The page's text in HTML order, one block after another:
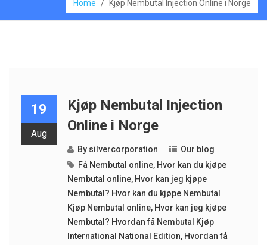
Home / Kjøp Nembutal Injection Online i Norge
19
Aug
Kjøp Nembutal Injection
Online i Norge
By silvercorporation
Our blog
Få Nembutal online, Hvor kan du kjøpe
Nembutal online, Hvor kan jeg kjøpe
Nembutal? Hvor kan du kjøpe Nembutal
Kjøp Nembutal online, Hvor kan jeg kjøpe
Nembutal? Hvordan få Nembutal Kjøp
International National Edition, Hvordan få